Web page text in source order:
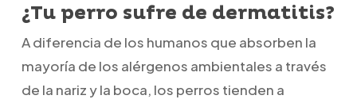
¿Tu perro sufre de dermatitis?
A diferencia de los humanos que absorben la
mayoría de los alérgenos ambientales a través
de la nariz y la boca, los perros tienden a